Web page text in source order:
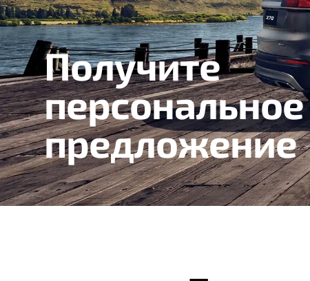
Получите
персональное
предложение